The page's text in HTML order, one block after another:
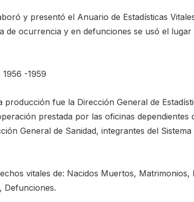
y presentó el Anuario de Estadísticas
de ocurrencia y en defunciones se usó el lugar
-1959
fue la Dirección General de
prestada por las oficinas dependientes
General de Sanidad, integrantes del Sistema
vitales de: Nacidos Muertos, Matrimonios,
Defunciones.